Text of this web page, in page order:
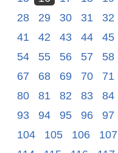
28
29 30 31
32
41
42 43 44
45
54
55 56 57
58
67
68 69 70
71
80
81 82 83
84
93
94 95 96
97
104
105 106
107